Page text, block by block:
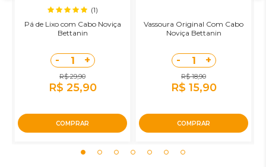
(1)
Pá de Lixo com Cabo Noviça
Bettanin
- 1 +
R$ 29,90
R$ 25,90
COMPRAR
Vassoura Original Com Cabo
Noviça Bettanin
- 1 +
R$ 18,90
R$ 15,90
COMPRAR